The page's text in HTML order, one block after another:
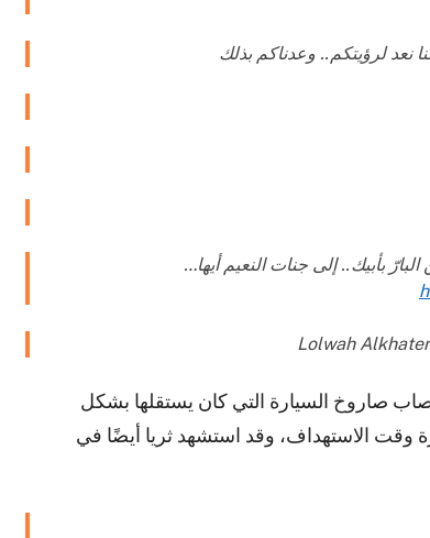
نعد لرؤيتكم.. وعدناكم بذلك
بأبيك.. إلى جنات النعيم أيها…
27 عامًا قُتل بعد أن أصاب صاروخ السيارة التي كان يستقلها بشكل
وقت الاستهداف، وقد استشهد ثريا أيضًا في